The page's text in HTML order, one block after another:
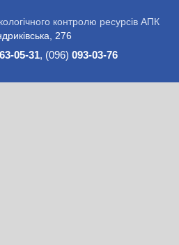
контролю ресурсів АПК
276
05-31, (096) 093-03-76